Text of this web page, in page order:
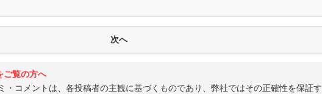
ご覧の方へ
・コメントは、各投稿者の主観に基づくものであり、弊社ではその正確性を保証す